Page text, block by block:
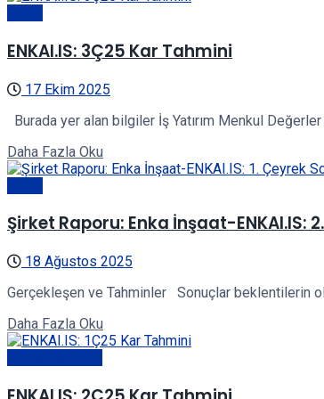
ENKAI.IS: 3Ç25 Kar Tahmini
17 Ekim 2025
Burada yer alan bilgiler İş Yatırım Menkul Değerler
Daha Fazla Oku
Şirket Raporu: Enka İnşaat-ENKAI.IS:
18 Ağustos 2025
Gerçekleşen ve Tahminler Sonuçlar beklentilerin
Daha Fazla Oku